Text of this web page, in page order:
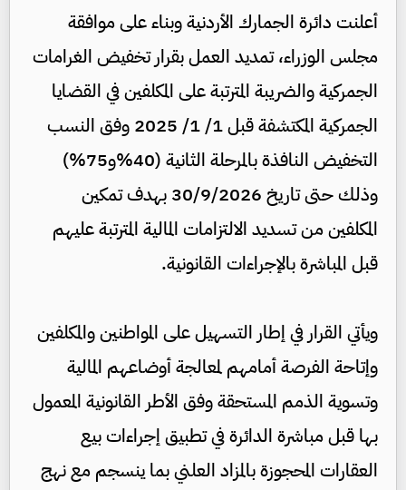
أعلنت دائرة الجمارك الأردنية وبناء على موافقة
مجلس الوزراء، تمديد العمل بقرار تخفيض الغرامات
الجمركية والضريبة المترتبة على المكلفين في القضايا
الجمركية المكتشفة قبل 1/ 1/ 2025 وفق النسب
التخفيض النافذة بالمرحلة الثانية (40%و75%)
وذلك حتى تاريخ 30/9/2026 بهدف تمكين
المكلفين من تسديد الالتزامات المالية المترتبة عليهم
قبل المباشرة بالإجراءات القانونية.
ويأتي القرار في إطار التسهيل على المواطنين والمكلفين
وإتاحة الفرصة أمامهم لمعالجة أوضاعهم المالية
وتسوية الذمم المستحقة وفق الأطر القانونية المعمول
بها قبل مباشرة الدائرة في تطبيق إجراءات بيع
العقارات المحجوزة بالمزاد العلني بما ينسجم مع نهج